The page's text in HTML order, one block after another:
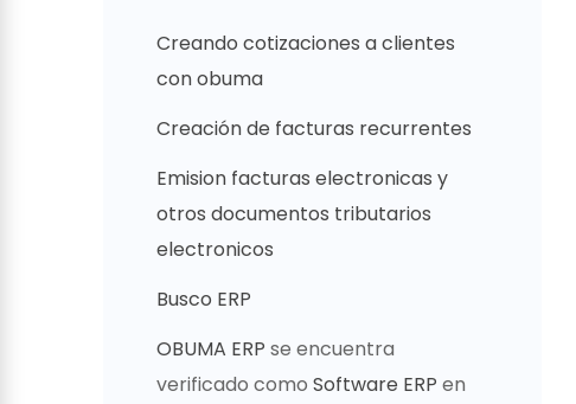
Creando cotizaciones a clientes
con obuma
Creación de facturas recurrentes
Emision facturas electronicas y
otros documentos tributarios
electronicos
Busco ERP
OBUMA ERP se encuentra
verificado como Software ERP en